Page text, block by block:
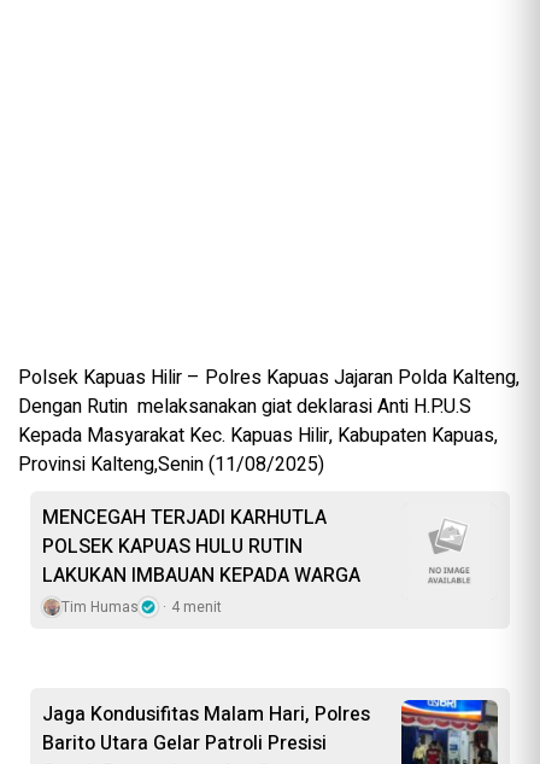
Polsek Kapuas Hilir – Polres Kapuas Jajaran Polda Kalteng,
Dengan Rutin melaksanakan giat deklarasi Anti H.P.U.S
Kepada Masyarakat Kec. Kapuas Hilir, Kabupaten Kapuas,
Provinsi Kalteng,Senin (11/08/2025)
MENCEGAH TERJADI KARHUTLA
POLSEK KAPUAS HULU RUTIN
LAKUKAN IMBAUAN KEPADA WARGA
Tim Humas 4 menit
Jaga Kondusifitas Malam Hari, Polres
Barito Utara Gelar Patroli Presisi